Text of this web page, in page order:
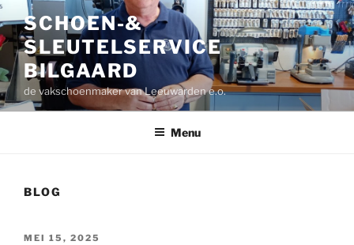
Ga
naar
de
inhoud
SCHOEN-&
SLEUTELSERVICE
BILGAARD
de vakschoenmaker van Leeuwarden e.o.
Menu
BLOG
GEPLAATST
MEI 15, 2025